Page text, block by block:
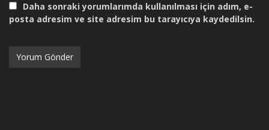
Daha sonraki yorumlarımda kullanılması için adım, e-
posta adresim ve site adresim bu tarayıcıya kaydedilsin.